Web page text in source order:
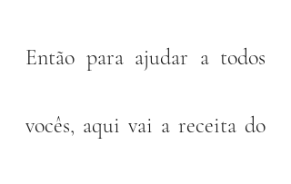
Então para ajudar a todos
vocês, aqui vai a receita do